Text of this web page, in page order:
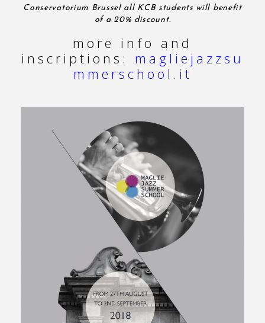
Conservatorium Brusselall KCB students will benefit
of a 20% discount.
more info and
inscriptions: magliejazzsu
mmerschool.it